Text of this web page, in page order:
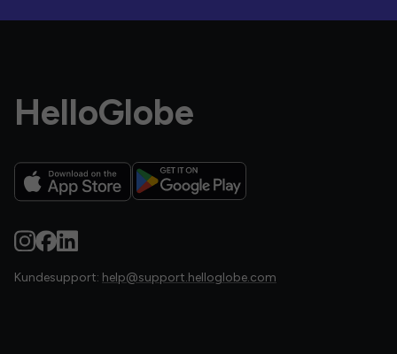
HelloGlobe
Kundesupport: help@support.helloglobe.com